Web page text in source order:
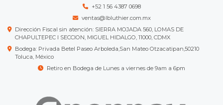
+52 1 56 4387 0698
ventas@lbluthier.com.mx
Dirección Fiscal sin atención: SIERRA MOJADA 560, LOMAS DE
CHAPULTEPEC I SECCION, MIGUEL HIDALGO, 11000, CDMX
Bodega: Privada Betel Paseo Arboleda,San Mateo Otzacatipan,50210
Toluca, México
Retiro en Bodega de Lunes a viernes de 9am a 6pm